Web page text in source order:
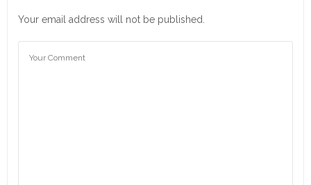
Your email address will not be published.